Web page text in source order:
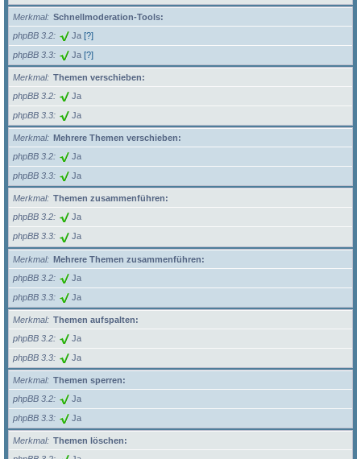
Merkmal
Schnellmoderation-Tools:
phpBB 3.2
Ja [?]
phpBB 3.3 Ja [?]
Merkmal
Themen verschieben:
phpBB 3.2
Ja
phpBB 3.3 Ja
Merkmal
Mehrere Themen verschieben:
phpBB 3.2
Ja
phpBB 3.3 Ja
Merkmal
Themen zusammenführen:
phpBB 3.2
Ja
phpBB 3.3 Ja
Merkmal
Mehrere Themen zusammenführen:
phpBB 3.2
Ja
phpBB 3.3 Ja
Merkmal
Themen aufspalten:
phpBB 3.2
Ja
phpBB 3.3 Ja
Merkmal
Themen sperren:
phpBB 3.2
Ja
phpBB 3.3 Ja
Merkmal
Themen löschen: